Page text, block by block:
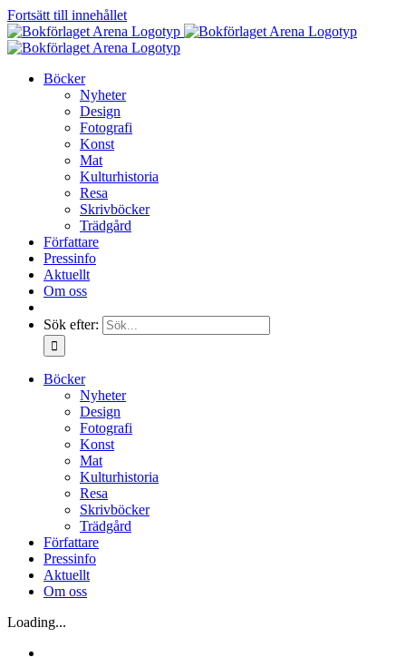
Fortsätt till innehållet
Böcker
Nyheter
Design
Fotografi
Konst
Mat
Kulturhistoria
Resa
Skrivböcker
Trädgård
Författare
Pressinfo
Aktuellt
Om oss
Sök efter:
Böcker
Nyheter
Design
Fotografi
Konst
Mat
Kulturhistoria
Resa
Skrivböcker
Trädgård
Författare
Pressinfo
Aktuellt
Om oss
Loading...